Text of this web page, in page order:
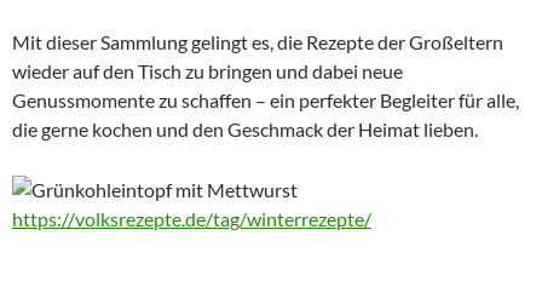
Mit dieser Sammlung gelingt es, die Rezepte der Großeltern
wieder auf den Tisch zu bringen und dabei neue
Genussmomente zu schaffen – ein perfekter Begleiter für alle,
die gerne kochen und den Geschmack der Heimat lieben.
https://volksrezepte.de/tag/winterrezepte/